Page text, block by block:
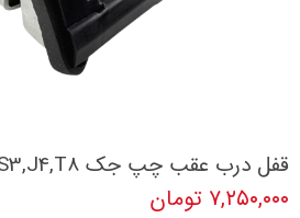
قفل درب عقب چپ جک S5 ,S3,J4,T8
۷,۲۵۰,۰۰۰ تومان